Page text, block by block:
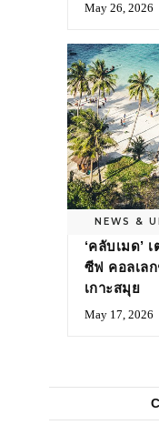
May 26, 2026
NEWS &
‘คลับเมด’
ซีฟ คอลเล
เกาะสมุย
May 17, 2026